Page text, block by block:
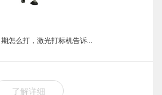
怎么打，激光打标机告诉...
了解详细